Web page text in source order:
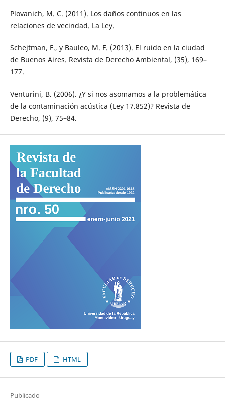
Plovanich, M. C. (2011). Los daños continuos en las
relaciones de vecindad. La Ley.
Schejtman, F., y Bauleo, M. F. (2013). El ruido en la ciudad
de Buenos Aires. Revista de Derecho Ambiental, (35), 169–
177.
Venturini, B. (2006). ¿Y si nos asomamos a la problemática
de la contaminación acústica (Ley 17.852)? Revista de
Derecho, (9), 75–84.
PDF HTML
Publicado